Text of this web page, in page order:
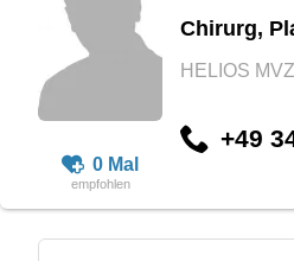
0 Mal
Chirurg,
HELIOS
+49